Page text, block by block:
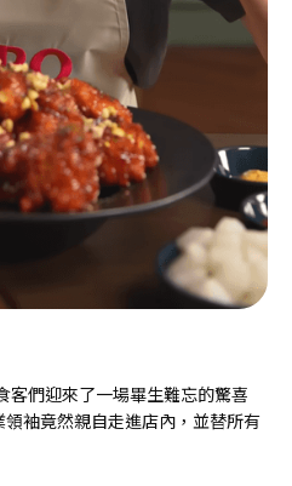
客們迎來了一場畢生難忘的驚喜
袖竟然親自走進店內，並替所有